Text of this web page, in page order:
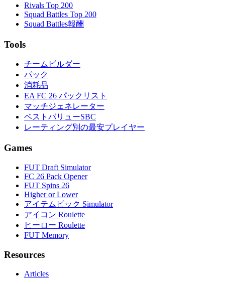
Rivals Top 200
Squad Battles Top 200
Squad Battles報酬
Tools
チームビルダー
パック
消耗品
EA FC 26 パックリスト
マッチジェネレーター
ベストバリューSBC
レーティング別の最安プレイヤー
Games
FUT Draft Simulator
FC 26 Pack Opener
FUT Spins 26
Higher or Lower
アイテムピック Simulator
アイコン Roulette
ヒーロー Roulette
FUT Memory
Resources
Articles